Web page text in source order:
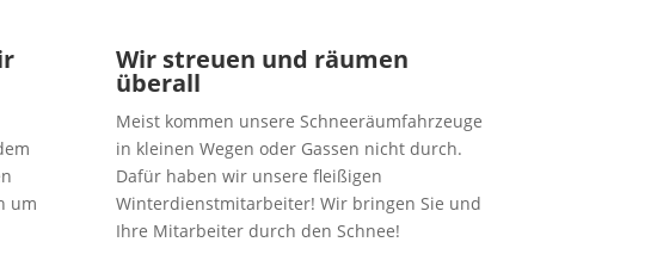
um
Wir streuen und räumen
überall
Meist kommen unsere Schneeräumfahrzeuge
in kleinen Wegen oder Gassen nicht durch.
Dafür haben wir unsere fleißigen
Winterdienstmitarbeiter! Wir bringen Sie und
Ihre Mitarbeiter durch den Schnee!